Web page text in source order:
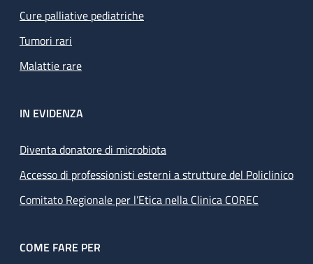
Cure palliative pediatriche
Tumori rari
Malattie rare
IN EVIDENZA
Diventa donatore di microbiota
Accesso di professionisti esterni a strutture del Policlinico
Comitato Regionale per l’Etica nella Clinica COREC
COME FARE PER